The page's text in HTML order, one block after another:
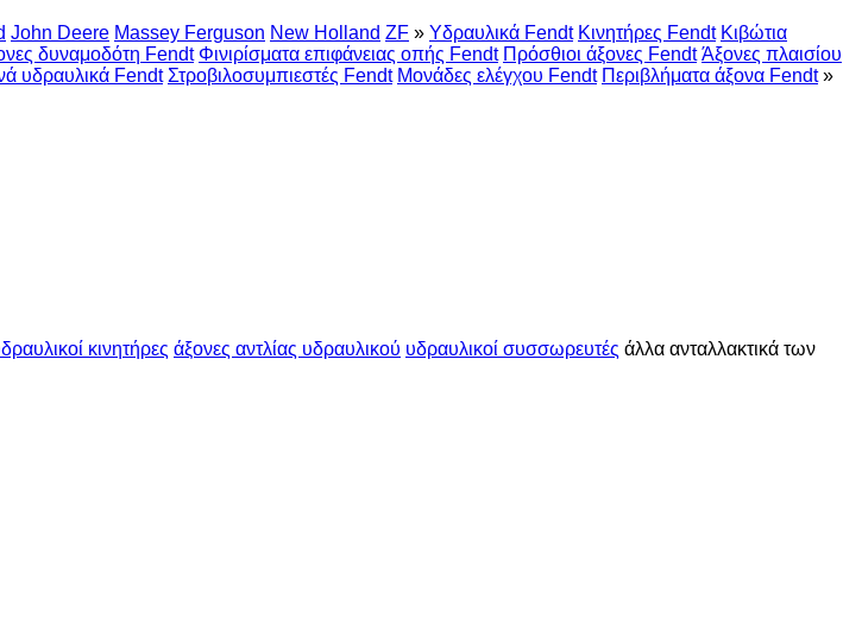
John Deere Massey Ferguson New Holland ZF » Υδραυλικά Fendt Κινητήρες Fendt Κιβώτια
δυναμοδότη Fendt Φινιρίσματα επιφάνειας οπής Fendt Πρόσθιοι άξονες Fendt Άξονες πλαισίου
υδραυλικά Fendt Στροβιλοσυμπιεστές Fendt Μονάδες ελέγχου Fendt Περιβλήματα άξονα Fendt »
κινητήρες άξονες αντλίας υδραυλικού υδραυλικοί συσσωρευτές άλλα ανταλλακτικά των